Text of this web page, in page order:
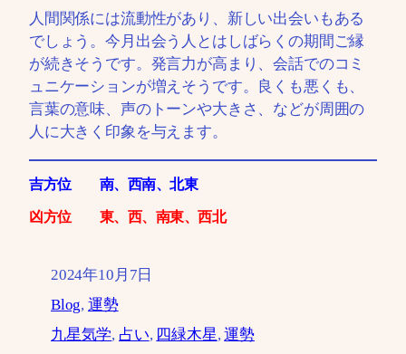
人間関係には流動性があり、新しい出会いもある
でしょう。今月出会う人とはしばらくの期間ご縁
が続きそうです。発言力が高まり、会話でのコミ
ュニケーションが増えそうです。良くも悪くも、
言葉の意味、声のトーンや大きさ、などが周囲の
人に大きく印象を与えます。
吉方位 南、西南、北東
凶方位 東、西、南東、西北
2024年10月7日
Blog, 運勢
九星気学, 占い, 四緑木星, 運勢